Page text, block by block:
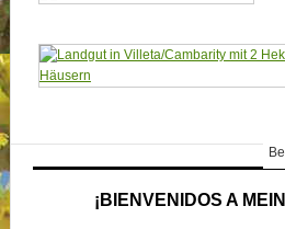
¡BIENVENIDOS A